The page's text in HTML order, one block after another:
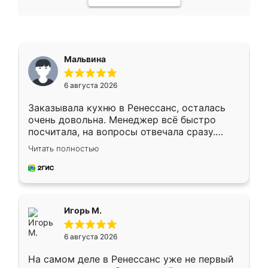
Мальвина
6 августа 2026
Заказывала кухню в Ренессанс, осталась
очень довольна. Менеджер всё быстро
посчитала, на вопросы отвечала сразу.
Замерщик приехал в субботу, подошёл к
делу со всей ответственностью. Собрали
за день, ребята работали аккуратно, даже
Читать полностью
Игорь М.
6 августа 2026
На самом деле в Ренессанс уже не первый